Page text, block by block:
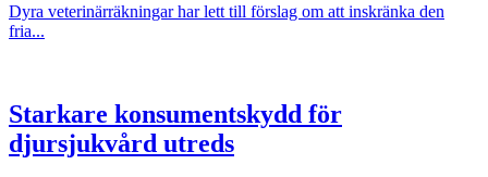
Dyra veterinärräkningar har lett till förslag om att inskränka den
fria...
Starkare konsumentskydd för
djursjukvård utreds